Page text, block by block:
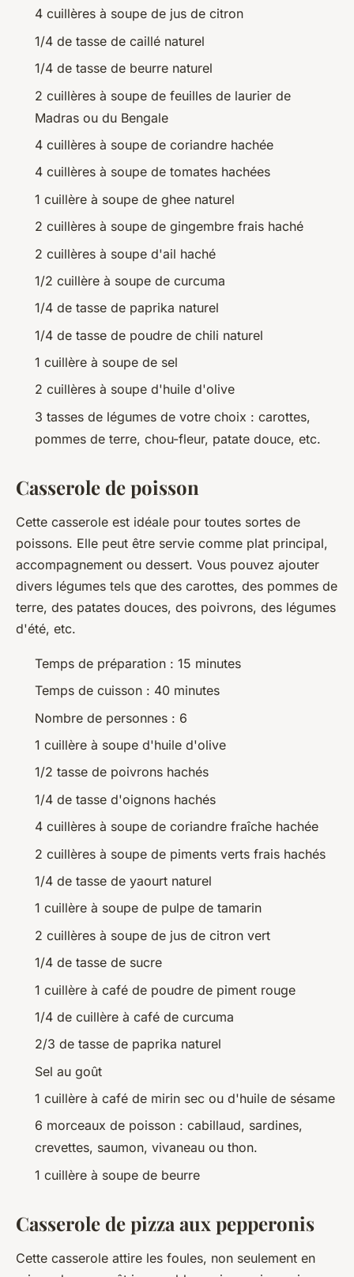
4 cuillères à soupe de jus de citron
1/4 de tasse de caillé naturel
1/4 de tasse de beurre naturel
2 cuillères à soupe de feuilles de laurier de
Madras ou du Bengale
4 cuillères à soupe de coriandre hachée
4 cuillères à soupe de tomates hachées
1 cuillère à soupe de ghee naturel
2 cuillères à soupe de gingembre frais haché
2 cuillères à soupe d'ail haché
1/2 cuillère à soupe de curcuma
1/4 de tasse de paprika naturel
1/4 de tasse de poudre de chili naturel
1 cuillère à soupe de sel
2 cuillères à soupe d'huile d'olive
3 tasses de légumes de votre choix : carottes,
pommes de terre, chou-fleur, patate douce, etc.
Casserole de poisson
Cette casserole est idéale pour toutes sortes de
poissons. Elle peut être servie comme plat principal,
accompagnement ou dessert. Vous pouvez ajouter
divers légumes tels que des carottes, des pommes de
terre, des patates douces, des poivrons, des légumes
d'été, etc.
Temps de préparation : 15 minutes
Temps de cuisson : 40 minutes
Nombre de personnes : 6
1 cuillère à soupe d'huile d'olive
1/2 tasse de poivrons hachés
1/4 de tasse d'oignons hachés
4 cuillères à soupe de coriandre fraîche hachée
2 cuillères à soupe de piments verts frais hachés
1/4 de tasse de yaourt naturel
1 cuillère à soupe de pulpe de tamarin
2 cuillères à soupe de jus de citron vert
1/4 de tasse de sucre
1 cuillère à café de poudre de piment rouge
1/4 de cuillère à café de curcuma
2/3 de tasse de paprika naturel
Sel au goût
1 cuillère à café de mirin sec ou d'huile de sésame
6 morceaux de poisson : cabillaud, sardines,
crevettes, saumon, vivaneau ou thon.
1 cuillère à soupe de beurre
Casserole de pizza aux pepperonis
Cette casserole attire les foules, non seulement en